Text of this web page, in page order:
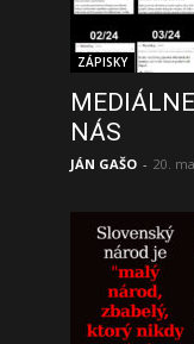
ZÁPISKY
NÁS
JÁN GAŠO - 20.